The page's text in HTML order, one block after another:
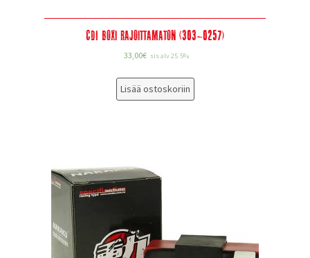
CDI Boxi Rajoittamaton (303-0257)
33,00€ sis alv 25.5%
Lisää ostoskoriin